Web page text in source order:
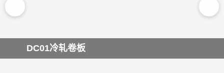
DC01冷轧卷板